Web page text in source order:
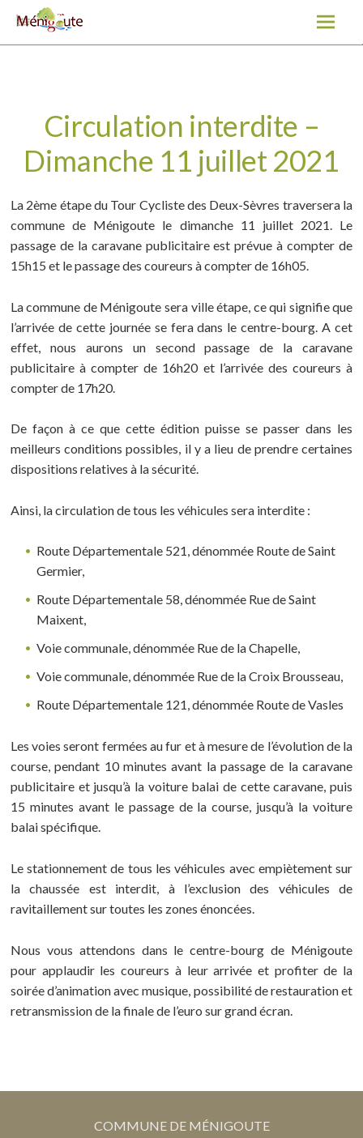
Circulation interdite – Dimanche 11 juillet 2021
l
u
c
o
t
e
n
u
Circulation interdite –
Dimanche 11 juillet 2021
La 2ème étape du Tour Cycliste des Deux-Sèvres traversera la
commune de Ménigoute le dimanche 11 juillet 2021. Le
passage de la caravane publicitaire est prévue à compter de
15h15 et le passage des coureurs à compter de 16h05.
La commune de Ménigoute sera ville étape, ce qui signifie que
l’arrivée de cette journée se fera dans le centre-bourg. A cet
effet, nous aurons un second passage de la caravane
publicitaire à compter de 16h20 et l’arrivée des coureurs à
compter de 17h20.
De façon à ce que cette édition puisse se passer dans les
meilleurs conditions possibles, il y a lieu de prendre certaines
dispositions relatives à la sécurité.
Ainsi, la circulation de tous les véhicules sera interdite :
Route Départementale 521, dénommée Route de Saint
Germier,
Route Départementale 58, dénommée Rue de Saint
Maixent,
Voie communale, dénommée Rue de la Chapelle,
Voie communale, dénommée Rue de la Croix Brousseau,
Route Départementale 121, dénommée Route de Vasles
Les voies seront fermées au fur et à mesure de l’évolution de la
course, pendant 10 minutes avant la passage de la caravane
publicitaire et jusqu’à la voiture balai de cette caravane, puis
15 minutes avant le passage de la course, jusqu’à la voiture
balai spécifique.
Le stationnement de tous les véhicules avec empiètement sur
la chaussée est interdit, à l’exclusion des véhicules de
ravitaillement sur toutes les zones énoncées.
Nous vous attendons dans le centre-bourg de Ménigoute
pour applaudir les coureurs à leur arrivée et profiter de la
soirée d’animation avec musique, possibilité de restauration et
retransmission de la finale de l’euro sur grand écran.
COMMUNE DE MÉNIGOUTE